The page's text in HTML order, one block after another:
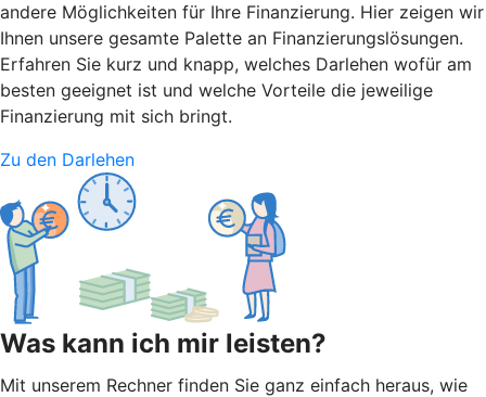
andere Möglichkeiten für Ihre Finanzierung. Hier zeigen wir
Ihnen unsere gesamte Palette an Finanzierungslösungen.
Erfahren Sie kurz und knapp, welches Darlehen wofür am
besten geeignet ist und welche Vorteile die jeweilige
Finanzierung mit sich bringt.
Zu den Darlehen
Was kann ich mir leisten?
Mit unserem Rechner finden Sie ganz einfach heraus, wie